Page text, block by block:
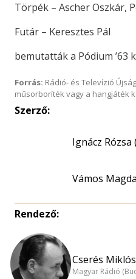
Törpék – Ascher Oszkár,
Futár – Keresztes Pál
bemutatták a Pódium ’63
Forrás: Rádió- és Televízió
műsorboríték vagy a hangjáték
Szerző:
Ignácz Rózsa
Vámos Magda
Rendező:
Cserés
Magyar Rádió